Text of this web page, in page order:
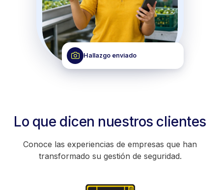
Hallazgo enviado
Lo que dicen nuestros clientes
Conoce las experiencias de empresas que han
transformado su gestión de seguridad.